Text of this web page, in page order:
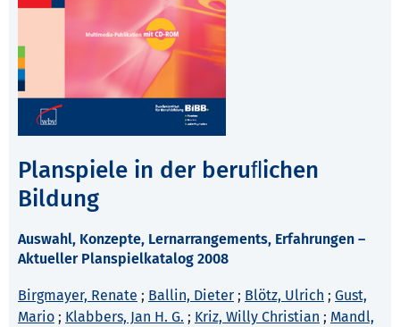
Planspiele in der beruﬂichen
Bildung
Auswahl, Konzepte, Lernarrangements, Erfahrungen –
Aktueller Planspielkatalog 2008
Birgmayer, Renate ; Ballin, Dieter ; Blötz, Ulrich ; Gust,
Mario ; Klabbers, Jan H. G. ; Kriz, Willy Christian ; Mandl,